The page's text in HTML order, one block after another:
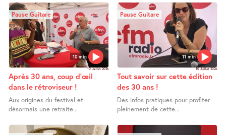
10 min
Pause Guitare
10 Juillet 2026
Après 30 ans, coup d’œil
dans le rétroviseur !
Aux origines du festival et
désormais une retraite...
11 min
Pause Guitare
10 Juillet 2026
Tout savoir sur cette édition
des 30 ans !
Des infos pratiques pour profiter
pleinement de cette...